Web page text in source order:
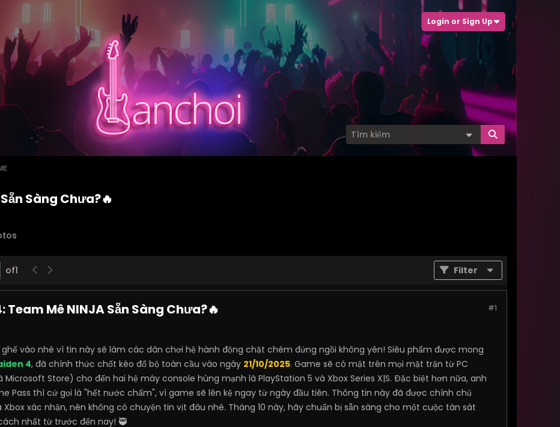
Login or Sign Up
Sàng Chưa?🔥
of1 Filter
#1
Team Mê NINJA Sẵn Sàng Chưa?🔥
vào nhé vì tin này sẽ làm các dân chơi hệ hành động chặt chém đứng ngồi không yên! Siêu phẩm được mong
4, đã chính thức chốt kèo đổ bộ toàn cầu vào ngày 21/10/2025. Game sẽ có mặt trên mọi mặt trận từ PC
Store) cho đến hai hệ máy console hùng mạnh là PlayStation 5 và Xbox Series X|S. Đặc biệt hơn nữa, anh
Pass thì cứ gọi là "hết nước chấm", vì game sẽ lên kệ ngay từ ngày đầu tiên. Thông tin này đã được chính chủ
Xbox xác nhận, nên không có chuyện tin vịt đâu nhé. Tháng 10 này, hãy chuẩn bị sẵn sàng cho một cuộc tàn sát
nhất từ trước đến nay! 🥷